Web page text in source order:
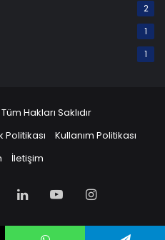
2
1
1
Hakları Saklıdır
Politikası
Kullanım Politikası
İletişim
LinkedInYouTubeInstagram